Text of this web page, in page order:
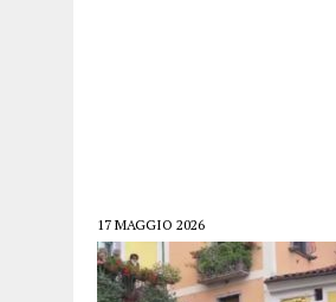
17 MAGGIO 2026